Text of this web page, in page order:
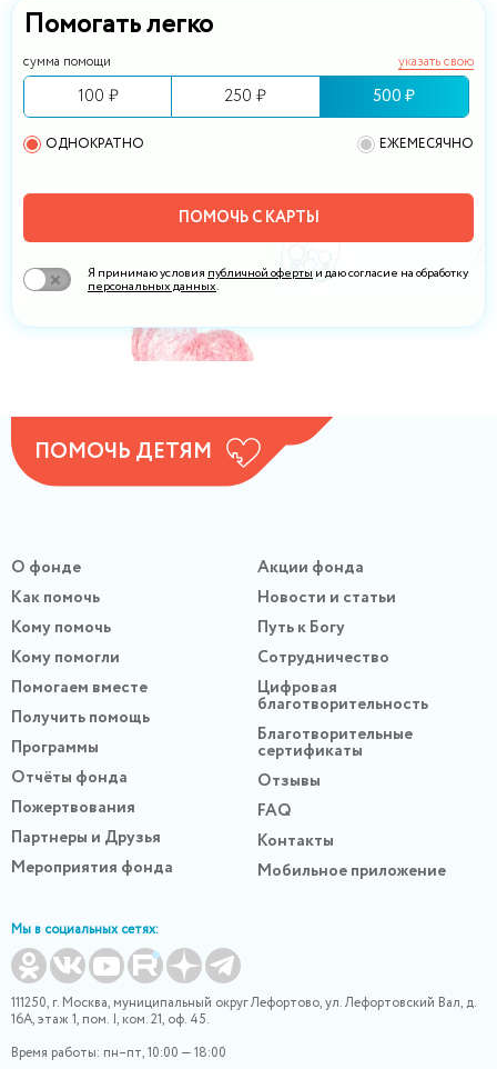
Помогать легко
сумма помощи указать свою
100 ₽ 250 ₽ 500 ₽
ОДНОКРАТНО ЕЖЕМЕСЯЧНО
ПОМОЧЬ С КАРТЫ
Я принимаю условия публичной оферты и даю согласие на обработку
персональных данных.
ПОМОЧЬ ДЕТЯМ
О фонде
Как помочь
Кому помочь
Кому помогли
Помогаем вместе
Получить помощь
Программы
Отчёты фонда
Пожертвования
Партнеры и Друзья
Мероприятия фонда
Акции фонда
Новости и статьи
Путь к Богу
Сотрудничество
Цифровая
благотворительность
Благотворительные
сертификаты
Отзывы
FAQ
Контакты
Мобильное приложение
Мы в социальных сетях:
111250, г. Москва, муниципальный округ Лефортово, ул. Лефортовский Вал, д.
16А, этаж 1, пом. I, ком. 21, оф. 45.
Время работы: пн–пт, 10:00 — 18:00